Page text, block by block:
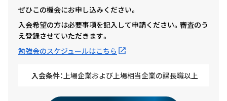
ぜひこの機会にお申し込みください。
入会希望の方は必要事項を記入して申請ください。審査のう
え登録させていただきます。
勉強会のスケジュールはこちら
入会条件： 上場企業および上場相当企業の課長職以上